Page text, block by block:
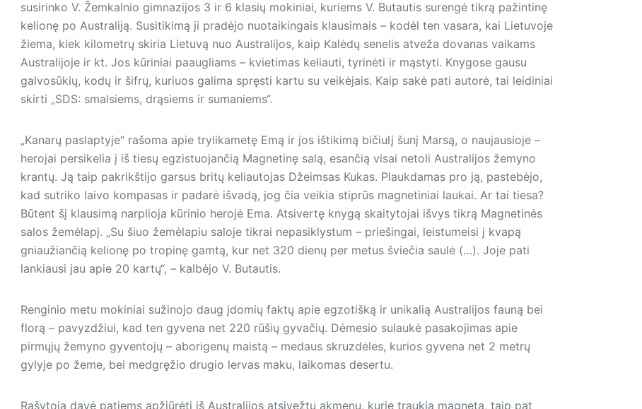
susirinko V. Žemkalnio gimnazijos 3 ir 6 klasių mokiniai, kuriems V. Butautis surengė tikrą pažintinę
kelionę po Australiją. Susitikimą ji pradėjo nuotaikingais klausimais – kodėl ten vasara, kai Lietuvoje
žiema, kiek kilometrų skiria Lietuvą nuo Australijos, kaip Kalėdų senelis atveža dovanas vaikams
Australijoje ir kt. Jos kūriniai paaugliams – kvietimas keliauti, tyrinėti ir mąstyti. Knygose gausu
galvosūkių, kodų ir šifrų, kuriuos galima spręsti kartu su veikėjais. Kaip sakė pati autorė, tai leidiniai
skirti „SDS: smalsiems, drą­siems ir sumaniems“.
„Kanarų paslaptyje“ rašoma apie trylikametę Emą ir jos ištikimą bičiulį šunį Marsą, o naujausioje –
herojai persikelia į iš tiesų egzistuojančią Magnetinę salą, esančią visai netoli Australijos žemyno
krantų. Ją taip pakrikštijo garsus britų keliautojas Džeimsas Kukas. Plaukdamas pro ją, pastebėjo,
kad sutriko laivo kompasas ir padarė išvadą, jog čia veikia stiprūs magnetiniai laukai. Ar tai tiesa?
Būtent šį klausimą narplioja kūrinio herojė Ema. Atsivertę knygą skaitytojai išvys tikrą Magnetinės
salos žemėlapį. „Su šiuo žemėlapiu saloje tikrai nepasiklystum – priešingai, leistumeisi į kvapą
gniaužiančią kelionę po tropinę gamtą, kur net 320 dienų per metus šviečia saulė (…). Joje pati
lankiausi jau apie 20 kartų“, – kalbėjo V. Butautis.
Renginio metu mokiniai sužinojo daug įdomių faktų apie egzotišką ir unikalią Australijos fauną bei
florą – pavyzdžiui, kad ten gyvena net 220 rūšių gyvačių. Dėmesio sulaukė pasakojimas apie
pirmųjų žemyno gyventojų – aborigenų maistą – medaus skruzdėles, kurios gyvena net 2 metrų
gylyje po žeme, bei medgręžio drugio lervas maku, laikomas desertu.
Rašytoja davė patiems apžiūrėti iš Australijos atsivežtų akmenų, kurie traukia magnetą, taip pat